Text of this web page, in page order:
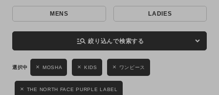
キーワード
性別
MENS LADIES
MENS LADIES
manage_search 絞り込んで検索する
MOSHA KIDS ワンピース
THE NORTH FACE PURPLE LABEL